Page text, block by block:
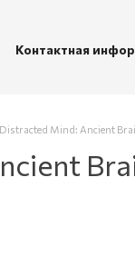
Контактная
Mind: Ancient